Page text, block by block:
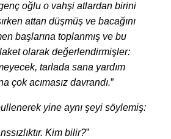
oğlu o vahşi atlardan birini
attan düşmüş ve bacağını
başlarına toplanmış ve bu
olarak değerlendirmişler:
tarlada sana yardım
çok acımasız davrandı.”
yine aynı şeyi söylemiş:
Kim bilir?”